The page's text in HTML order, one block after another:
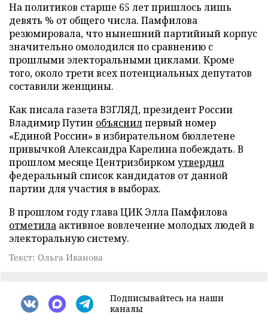
На политиков старше 65 лет пришлось лишь
девять % от общего числа. Памфилова
резюмировала, что нынешний партийный корпус
значительно омолодился по сравнению с
прошлыми электоральными циклами. Кроме
того, около трети всех потенциальных депутатов
составили женщины.
Как писала газета ВЗГЛЯД, президент России
Владимир Путин объяснилпервый номер
«Единой России» в избирательном бюллетене
привычкой Александра Карелина побеждать. В
прошлом месяце Центризбиркомутвердил
федеральный список кандидатов от данной
партии для участия в выборах.
В прошлом году глава ЦИК Элла Памфилова
отметила активное вовлечение молодых людей в
электоральную систему.
Текст: Ольга Иванова
Подписывайтесь на наши
каналы